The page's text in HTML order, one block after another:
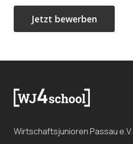
Wirtschaftsjunioren Passau e.V.